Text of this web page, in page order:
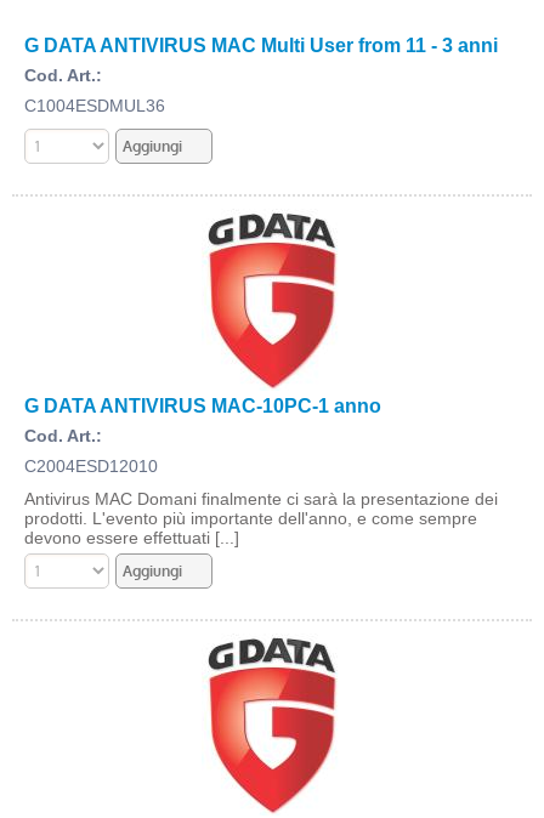
G DATA ANTIVIRUS MAC Multi User from 11 - 3 anni
Cod. Art.:
C1004ESDMUL36
G DATA ANTIVIRUS MAC-10PC-1 anno
Cod. Art.:
C2004ESD12010
Antivirus MAC Domani finalmente ci sarà la presentazione dei
prodotti. L'evento più importante dell'anno, e come sempre
devono essere effettuati [...]